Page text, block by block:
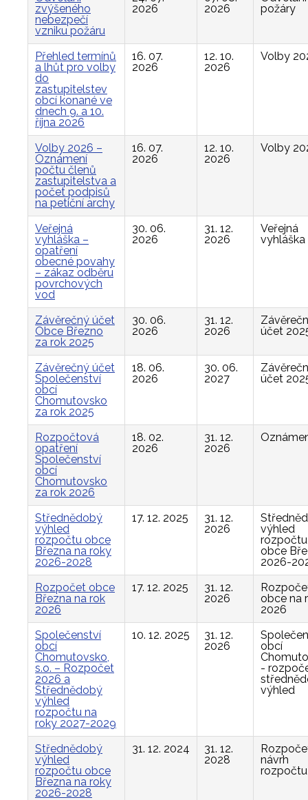
zvýšeného
nebezpečí
vzniku požáru
2026
2026
požáry
Přehled termínů
a lhůt pro volby
do
zastupitelstev
obcí konané ve
dnech 9. a 10.
října 2026
16. 07.
2026
12. 10.
2026
Volby
Volby 2026 –
Oznámení
počtu členů
zastupitelstva a
počet podpisů
na petiční archy
16. 07.
2026
12. 10.
2026
Volby
Veřejná
vyhláška –
opatření
obecné povahy
– zákaz odběru
povrchových
vod
30. 06.
2026
31. 12.
2026
Veřejná
vyhláška
Závěrečný účet
Obce Březno
za rok 2025
30. 06.
2026
31. 12.
2026
účet
Závěrečný účet
Společenství
obcí
Chomutovsko
za rok 2025
18. 06.
2026
30. 06.
2027
účet
Rozpočtová
opatření
Společenství
obcí
Chomutovsko
za rok 2026
18. 02.
2026
31. 12.
2026
Střednědobý
výhled
rozpočtu obce
Března na roky
2026-2028
17. 12. 2025
31. 12.
2026
výhled
rozpočtu
obce
2026-
Rozpočet obce
Března na rok
2026
17. 12. 2025
31. 12.
2026
obce na
2026
Společenství
obcí
Chomutovsko,
s.o. – Rozpočet
2026 a
Střednědobý
výhled
rozpočtu na
roky 2027-2029
10. 12. 2025
31. 12.
2026
obcí
-
výhled
Střednědobý
výhled
rozpočtu obce
Března na roky
2026-2028
31. 12. 2024
31. 12.
2028
návrh
rozpočtu